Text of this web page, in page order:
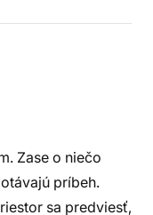
Zase o niečo
príbeh.
sa predviesť,